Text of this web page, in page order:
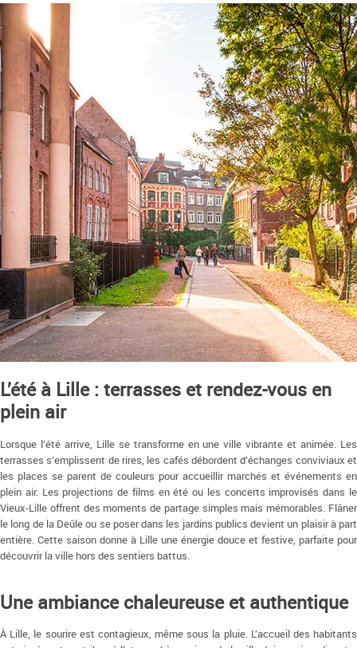
L’été à Lille : terrasses et rendez-vous en
plein air
Lorsque l’été arrive, Lille se transforme en une ville vibrante et animée. Les
terrasses s’emplissent de rires, les cafés débordent d’échanges conviviaux et
les places se parent de couleurs pour accueillir marchés et événements en
plein air. Les projections de films en été ou les concerts improvisés dans le
Vieux-Lille offrent des moments de partage simples mais mémorables. Flâner
le long de la Deûle ou se poser dans les jardins publics devient un plaisir à part
entière. Cette saison donne à Lille une énergie douce et festive, parfaite pour
découvrir la ville hors des sentiers battus.
Une ambiance chaleureuse et authentique
À Lille, le sourire est contagieux, même sous la pluie. L’accueil des habitants